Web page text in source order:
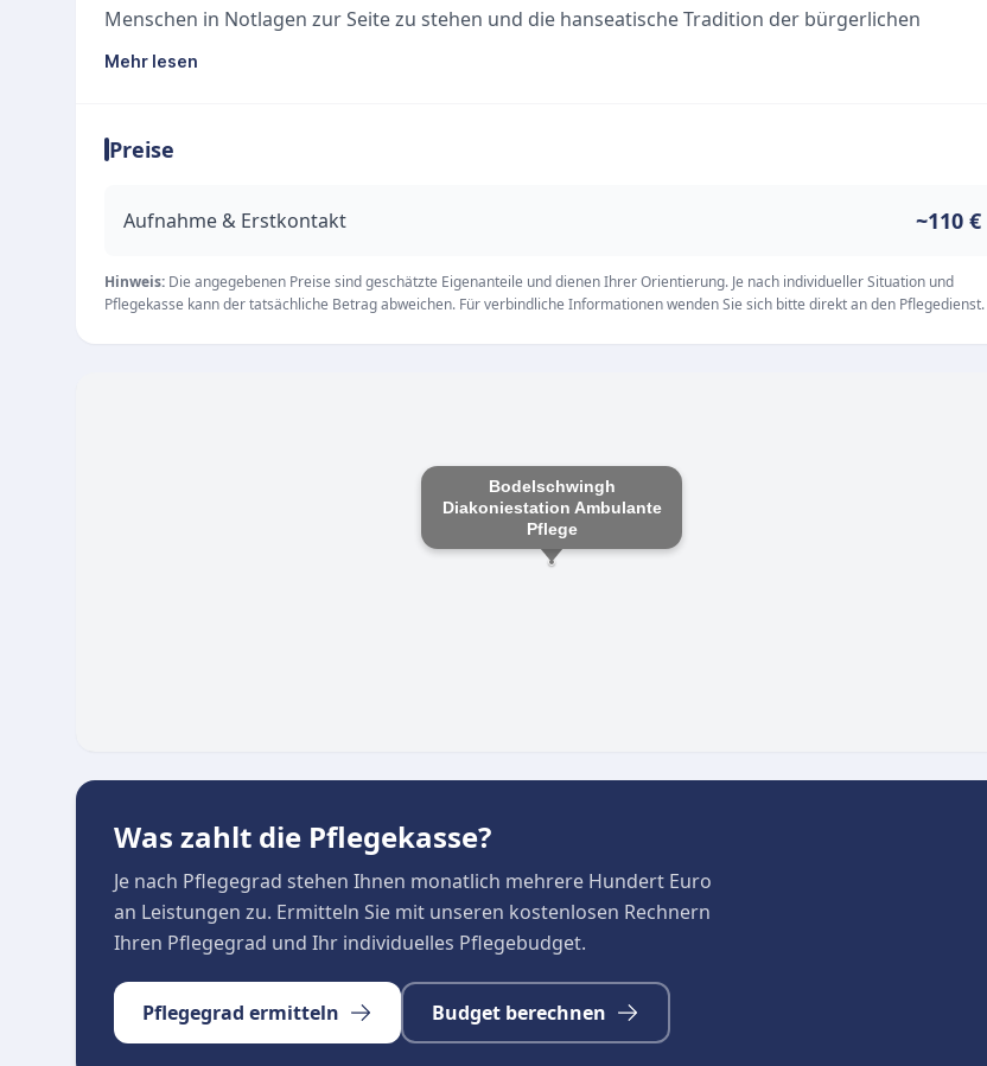
Menschen in Notlagen zur Seite zu stehen und die hanseatische Tradition der bürgerlichen
Solidarität aktiv zu leben.
Pflegekunden im Einsatz. Von den Standorten Winterhude und Horn aus werden zahlreiche
viele weitere angrenzende Gebiete.
Als besondere Leistung steht eine spezielle Pflegewohnung in Hamburg-Horn zur Verfügung. Diese
bietet eine ideale Lösung, wenn der Aufenthalt im eigenen Zuhause vorübergehend nicht möglich
ist:
Mehr lesen
Preise
Aufnahme & Erstkontakt ~110 €
Hinweis: Die angegebenen Preise sind geschätzte Eigenanteile und dienen Ihrer Orientierung. Je nach individueller Situation und
Pflegekasse kann der tatsächliche Betrag abweichen. Für verbindliche Informationen wenden Sie sich bitte direkt an den Pflegedienst.
Bodelschwingh
Diakoniestation Ambulante
Pflege
Was zahlt die Pflegekasse?
Je nach Pflegegrad stehen Ihnen monatlich mehrere Hundert Euro
an Leistungen zu. Ermitteln Sie mit unseren kostenlosen Rechnern
Ihren Pflegegrad und Ihr individuelles Pflegebudget.
Pflegegrad ermitteln Budget berechnen